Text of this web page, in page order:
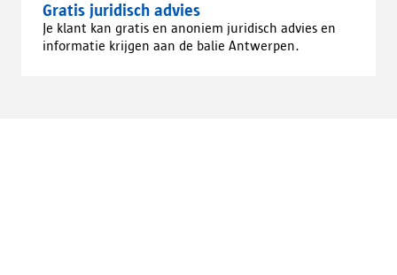
Gratis juridisch advies
Je klant kan gratis en anoniem juridisch advies en
informatie krijgen aan de balie Antwerpen.